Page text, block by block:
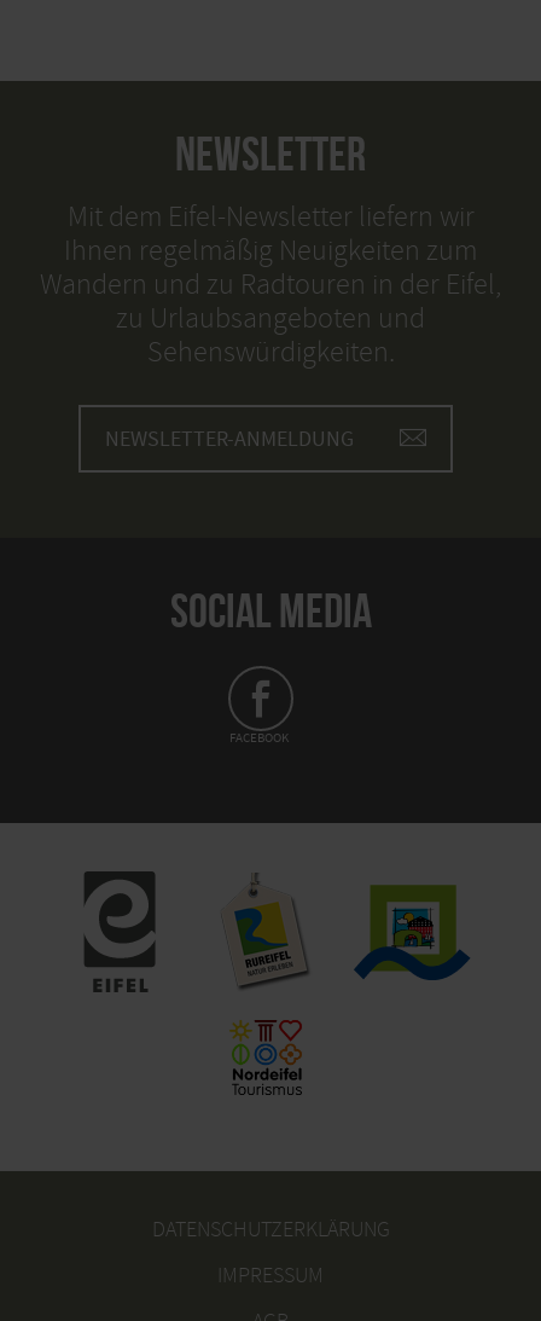
NEWSLETTER
Mit dem Eifel-Newsletter liefern wir
Ihnen regelmäßig Neuigkeiten zum
Wandern und zu Radtouren in der Eifel,
zu Urlaubsangeboten und
Sehenswürdigkeiten.
NEWSLETTER-ANMELDUNG
SOCIAL MEDIA
FACEBOOK
DATENSCHUTZERKLÄRUNG
IMPRESSUM